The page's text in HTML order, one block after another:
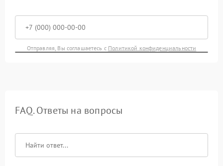
Отправляя, Вы соглашаетесь с Политикой конфиденциальности
FAQ. Ответы на вопросы